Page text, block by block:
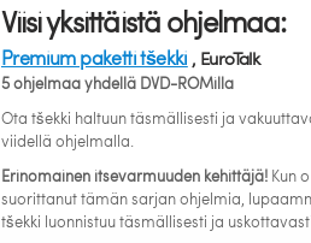
Viisi yksittäistä ohjelmaa:
Premium paketti tšekki , EuroTalk
5 ohjelmaa yhdellä DVD-ROMilla
Ota tšekki haltuun täsmällisesti ja
viidellä ohjelmalla.
Erinomainen itsevarmuuden kehittäjä! Kun
suorittanut tämän sarjan ohjelmia,
tšekki luonnistuu täsmällisesti ja